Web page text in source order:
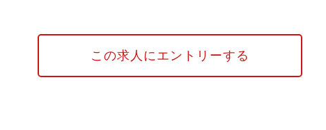
この求人にエントリーする